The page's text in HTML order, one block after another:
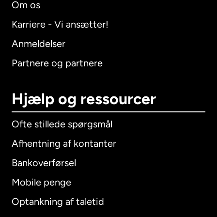
Om os
Karriere - Vi ansætter!
Anmeldelser
Partnere og partnere
Hjælp og ressourcer
Ofte stillede spørgsmål
Afhentning af kontanter
Bankoverførsel
Mobile penge
Optankning af taletid